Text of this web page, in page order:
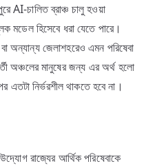
AI-চালিত ব্রাঞ্চ চালু হওয়া
মডেল হিসেবে ধরা যেতে পারে।
অন্যান্য জেলাশহরেও এমন পরিষেবা
অঞ্চলের মানুষের জন্য এর অর্থ হলো
নির্ভরশীল থাকতে হবে না।
রাজ্যের আর্থিক পরিষেবাকে